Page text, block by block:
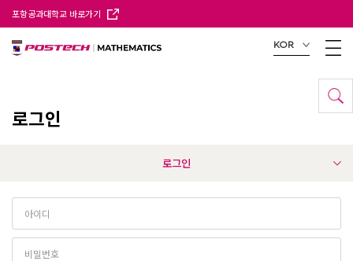
포항공과대학교 바로가기
KOR
로그인
로그인